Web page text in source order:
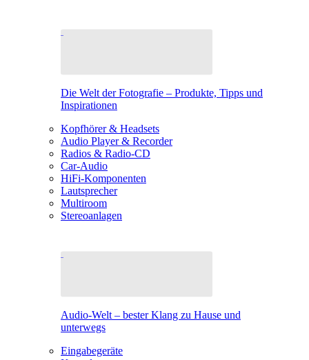
Die Welt der Fotografie – Produkte, Tipps und
Inspirationen
Kopfhörer & Headsets
Audio Player & Recorder
Radios & Radio-CD
Car-Audio
HiFi-Komponenten
Lautsprecher
Multiroom
Stereoanlagen
Audio-Welt – bester Klang zu Hause und
unterwegs
Eingabegeräte